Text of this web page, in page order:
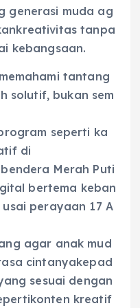
generasi muda ag
tanpa
kebangsaan.
tantang
solutif, bukan sem
seperti ka
di
Merah Puti
bertema keban
perayaan 17 A
agar anak mud
cintanyakepad
sesuai dengan
kreatif